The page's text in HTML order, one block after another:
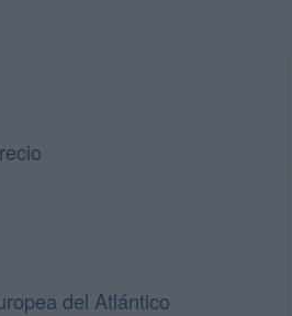
del Atlántico